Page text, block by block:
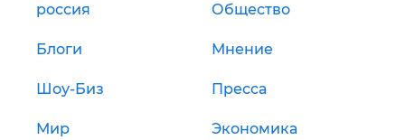
россия Общество
Блоги Мнение
Шоу-Биз Пресса
Мир Экономика